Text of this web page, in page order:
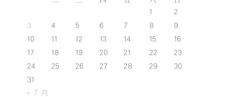
1
2
3
4 5 6 7 8
9
10
11 12 13 14 15
16
17
18 19 20 21 22
23
24
25 26 27 28 29
30
31
« 7 月